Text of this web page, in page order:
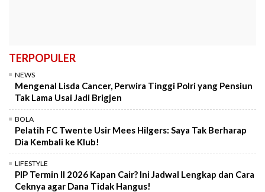
TERPOPULER
NEWS
Mengenal Lisda Cancer, Perwira Tinggi Polri yang Pensiun
Tak Lama Usai Jadi Brigjen
BOLA
Pelatih FC Twente Usir Mees Hilgers: Saya Tak Berharap
Dia Kembali ke Klub!
LIFESTYLE
PIP Termin II 2026 Kapan Cair? Ini Jadwal Lengkap dan Cara
Ceknya agar Dana Tidak Hangus!